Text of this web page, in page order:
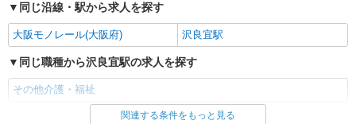
同じ沿線・駅から求人を探す
大阪モノレール(大阪府) 沢良宜駅
同じ職種から沢良宜駅の求人を探す
その他介護・福祉
同じ雇用形態から沢良宜駅の求人を探す
関連する条件をもっと見る